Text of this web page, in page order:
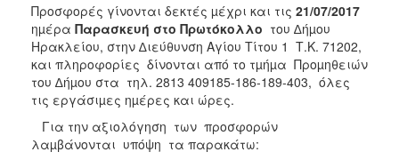
Προσφορές γίνονται δεκτές µέχρι και τις 21/07/2017
ηµέρα Παρασκευή στο Πρωτόκολλο του ∆ήµου
Ηρακλείου, στην ∆ιεύθυνση Αγίου Τίτου 1 Τ.Κ. 71202,
και πληροφορίες δίνονται από το τµήµα Προµηθειών
του ∆ήµου στα τηλ. 2813 409185-186-189-403, όλες
τις εργάσιµες ηµέρες και ώρες.
Για την αξιολόγηση των προσφορών
λαµβάνονται υπόψη τα παρακάτω: